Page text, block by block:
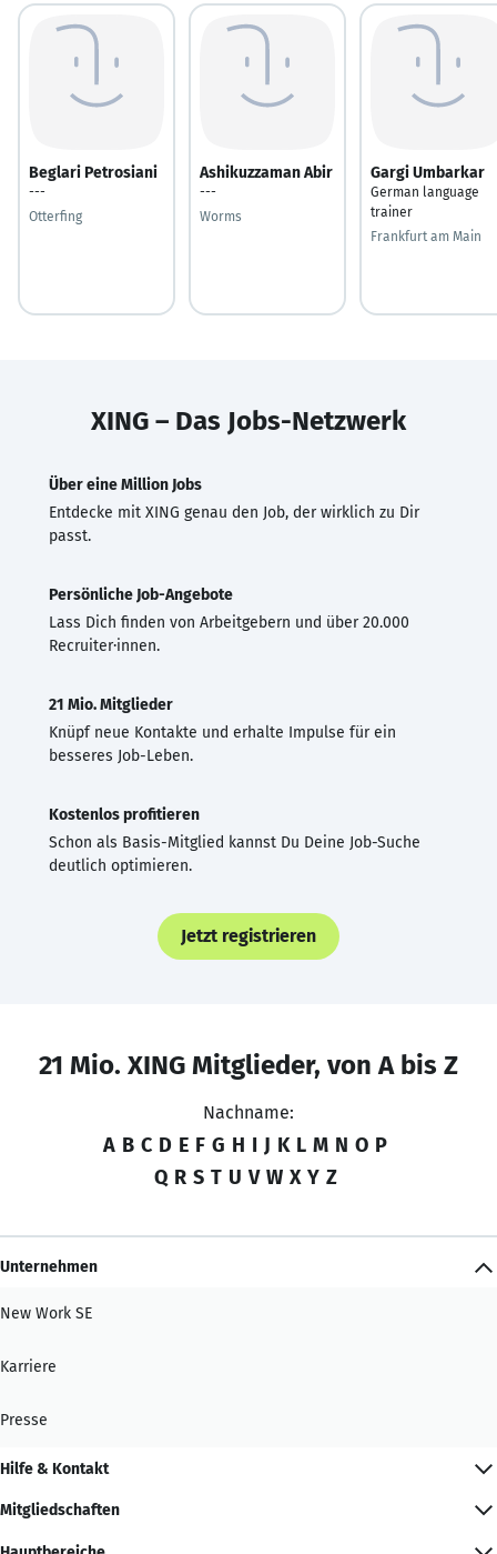
Beglari Petrosiani
---
Otterfing
Ashikuzzaman Abir
---
Worms
Gargi Umbarkar
German language
trainer
Frankfurt am Main
XING – Das Jobs-Netzwerk
Über eine Million Jobs
Entdecke mit XING genau den Job, der wirklich zu Dir
passt.
Persönliche Job-Angebote
Lass Dich finden von Arbeitgebern und über 20.000
Recruiter·innen.
21 Mio. Mitglieder
Knüpf neue Kontakte und erhalte Impulse für ein
besseres Job-Leben.
Kostenlos profitieren
Schon als Basis-Mitglied kannst Du Deine Job-Suche
deutlich optimieren.
Jetzt registrieren
21 Mio. XING Mitglieder, von A bis Z
Nachname:
A B C D E F G H I J K L M N O P
Q R S T U V W X Y Z
Unternehmen
New Work SE
Karriere
Presse
Hilfe & Kontakt
Mitgliedschaften